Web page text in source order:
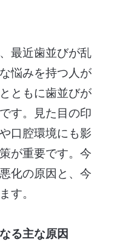
最近歯並びが乱
悩みを持つ人が
ともに歯並びが
す。見た目の印
口腔環境にも影
が重要です。今
化の原因と、今
す。
る主な原因